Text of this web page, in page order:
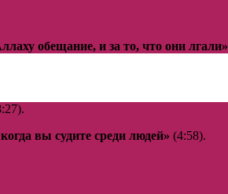
обещание, и за то, что они лгали»
вы судите среди людей» (4:58).